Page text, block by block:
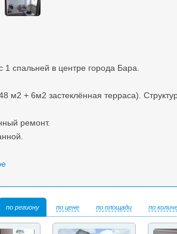
1 спальней в центре города Бара.
+ 6м2 застеклённая терраса).
ремонт.
по региону по цене по площади по